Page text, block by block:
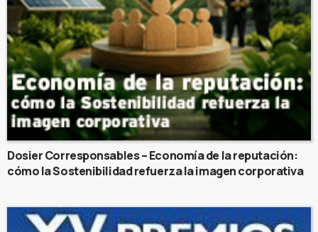
Dosier Corresponsables – Economía de la reputación:
cómo la Sostenibilidad refuerza la imagen corporativa